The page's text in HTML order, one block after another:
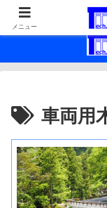
最
車両用
メニュー